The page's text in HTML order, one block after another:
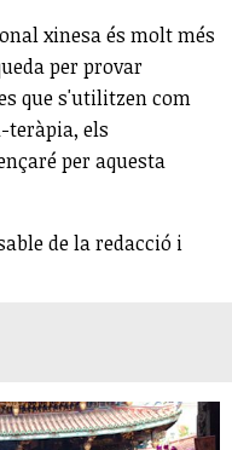
xinesa és molt més
per provar
que s'utilitzen com
teràpia, els
per aquesta
de la redacció i